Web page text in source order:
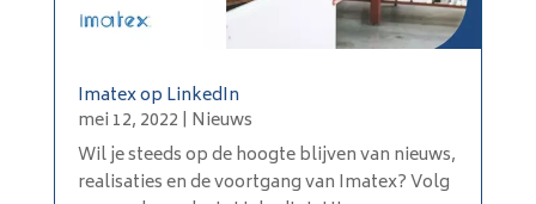
Imatex op LinkedIn
mei 12, 2022 | Nieuws
Wil je steeds op de hoogte blijven van nieuws,
realisaties en de voortgang van Imatex? Volg